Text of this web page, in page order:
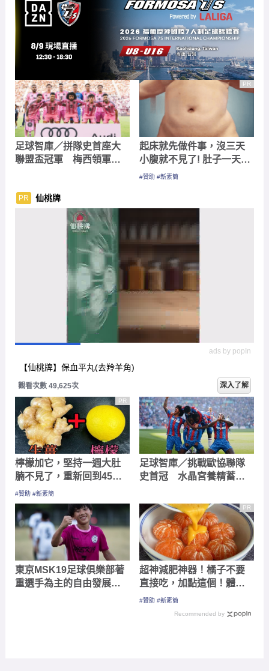
足球智庫／拼隊史首座大
聯盟盃冠軍 梅西領軍邁
PR
起床就先做件事，沒三天
小腹就不見了! 肚子一天天
變小！
#贊助 #新素簡
PR 仙桃牌
ads by popIn
【仙桃牌】保血平丸(去羚羊角)
觀看次數 49,625次 深入了解
PR
檸檬加它，堅持一週大肚
腩不見了，重新回到45公
斤
#贊助 #新素簡
足球智庫／挑戰歐協聯隊
史首冠 水晶宮養精蓄銳
東京MSK19足球俱樂部著
重選手為主的自由發展球
PR
超神減肥神器！橘子不要
直接吃，加點這個！體重
天天下降
#贊助 #新素簡
Recommended by